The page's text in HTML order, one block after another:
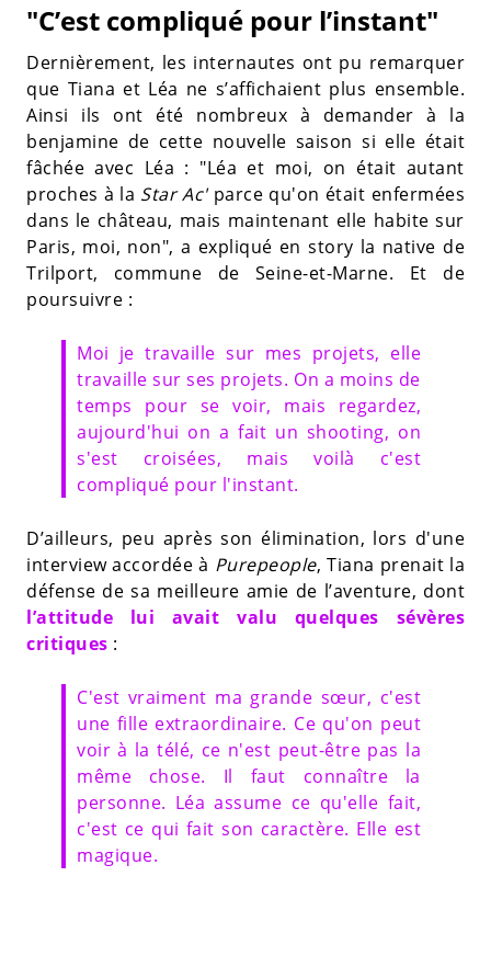
"C’est compliqué pour l’instant"
Dernièrement, les internautes ont pu remarquer
que Tiana et Léa ne s’affichaient plus ensemble.
Ainsi ils ont été nombreux à demander à la
benjamine de cette nouvelle saison si elle était
fâchée avec Léa : "Léa et moi, on était autant
proches à la Star Ac'parce qu'on était enfermées
dans le château, mais maintenant elle habite sur
Paris, moi, non", a expliqué en story la native de
Trilport, commune de Seine-et-Marne. Et de
poursuivre :
Moi je travaille sur mes projets, elle
travaille sur ses projets. On a moins de
temps pour se voir, mais regardez,
aujourd'hui on a fait un shooting, on
s'est croisées, mais voilà c'est
compliqué pour l'instant.
D’ailleurs, peu après son élimination, lors d'une
interview accordée à Purepeople, Tiana prenait la
défense de sa meilleure amie de l’aventure, dont
l’attitude lui avait valu quelques sévères
critiques :
C'est vraiment ma grande sœur, c'est
une fille extraordinaire. Ce qu'on peut
voir à la télé, ce n'est peut-être pas la
même chose. Il faut connaître la
personne. Léa assume ce qu'elle fait,
c'est ce qui fait son caractère. Elle est
magique.